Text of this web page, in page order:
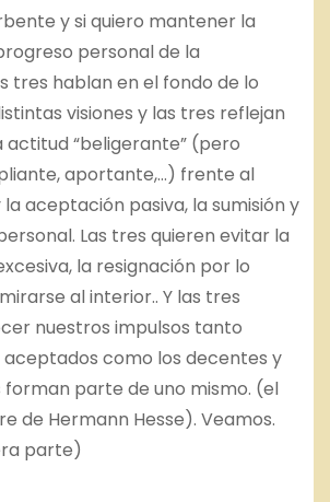
y si quiero mantener la
personal de la
tres hablan en el fondo de lo
visiones y las tres reflejan
actitud “beligerante” (pero
aportante,…) frente al
aceptación pasiva, la sumisión y
Las tres quieren evitar la
la resignación por lo
al interior.. Y las tres
nuestros impulsos tanto
como los decentes y
forman parte de uno mismo. (el
de Hermann Hesse). Veamos.
parte)